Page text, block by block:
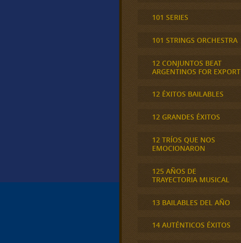
101 SERIES
101 STRINGS ORCHESTRA
12 CONJUNTOS BEAT
ARGENTINOS FOR EXPORT
12 ÉXITOS BAILABLES
12 GRANDES ÉXITOS
12 TRÍOS QUE NOS
EMOCIONARON
125 AÑOS DE
TRAYECTORIA MUSICAL
13 BAILABLES DEL AÑO
14 AUTÉNTICOS ÉXITOS